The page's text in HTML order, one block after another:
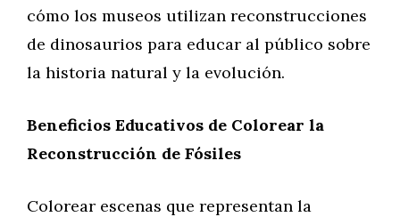
cómo los museos utilizan reconstrucciones
de dinosaurios para educar al público sobre
la historia natural y la evolución.
Beneficios Educativos de Colorear la
Reconstrucción de Fósiles
Colorear escenas que representan la